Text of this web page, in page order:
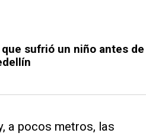
sufrió un niño antes de
a pocos metros, las